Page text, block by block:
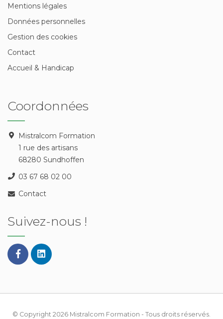
Mentions légales
Données personnelles
Gestion des cookies
Contact
Accueil & Handicap
Coordonnées
Mistralcom Formation
1 rue des artisans
68280 Sundhoffen
03 67 68 02 00
Contact
Suivez-nous !
© Copyright 2026 Mistralcom Formation - Tous droits réservés.